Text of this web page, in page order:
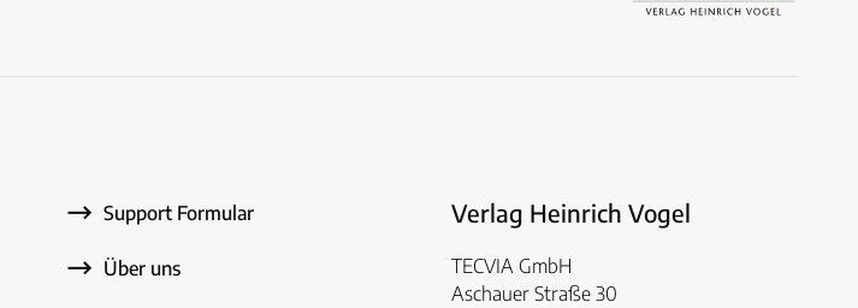
Support Formular
Über uns
Verlag Heinrich Vogel
TECVIA GmbH
Aschauer Straße 30